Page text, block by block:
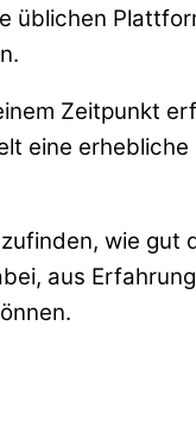
üblichen
Zeitpunkt
eine erhebliche
wie
aus